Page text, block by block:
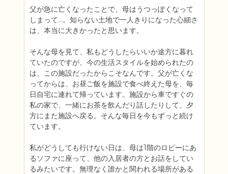
父が急に亡くなったことで、母はうつっぽくなって
しまって…。知らない土地で一人きりになった心細さ
は、本当に大きかったと思います。
そんな母を見て、私もどうしたらいいか途方に暮れ
ていたのですが、今の生活スタイルを始められたの
は、この施設だったからこそなんです。父が亡くな
ってからは、お昼ご飯を施設で食べ終えた母を、毎
日自宅に連れて帰っています。施設から車ですぐの
私の家で、一緒にお茶を飲んだり話したりして、夕
方にまた施設へ戻る。そんな毎日を今もずっと続け
ています。
私がどうしても行けない日は、母は1階のロビーにあ
るソファに座って、他の入居者の方とお話をしてい
るみたいです。無理なく誰かと関われる場所がある